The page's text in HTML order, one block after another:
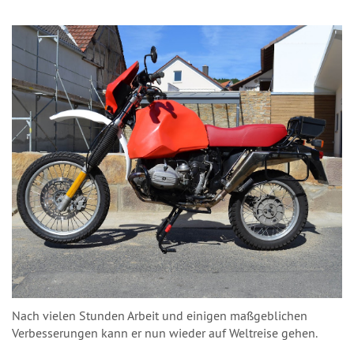
Nach vielen Stunden Arbeit und einigen maßgeblichen
Verbesserungen kann er nun wieder auf Weltreise gehen.